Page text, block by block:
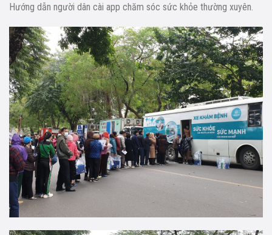
Hướng dẫn người dân cài app chăm sóc sức khỏe thường xuyên.